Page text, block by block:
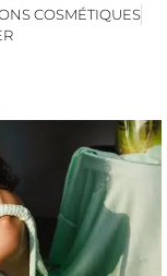
COSMÉTIQUES